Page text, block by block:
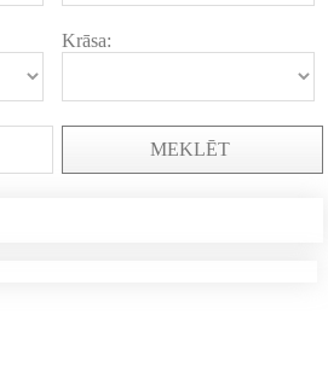
Krāsa:
MEKLĒT